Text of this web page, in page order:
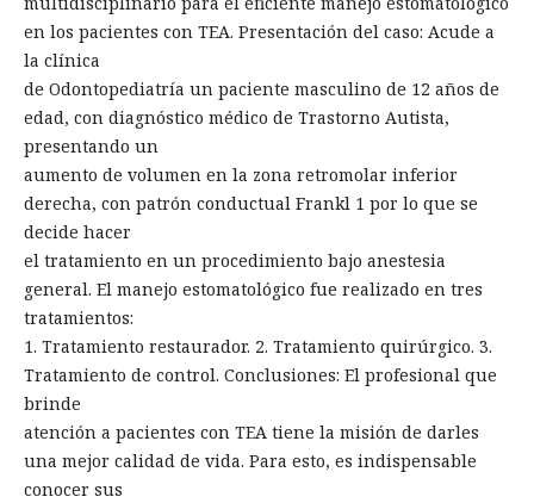
en los pacientes con TEA. Presentación del caso: Acude a
la clínica
de Odontopediatría un paciente masculino de 12 años de
edad, con diagnóstico médico de Trastorno Autista,
presentando un
aumento de volumen en la zona retromolar inferior
derecha, con patrón conductual Frankl 1 por lo que se
decide hacer
el tratamiento en un procedimiento bajo anestesia
general. El manejo estomatológico fue realizado en tres
tratamientos:
1. Tratamiento restaurador. 2. Tratamiento quirúrgico. 3.
Tratamiento de control. Conclusiones: El profesional que
brinde
atención a pacientes con TEA tiene la misión de darles
una mejor calidad de vida. Para esto, es indispensable
conocer sus